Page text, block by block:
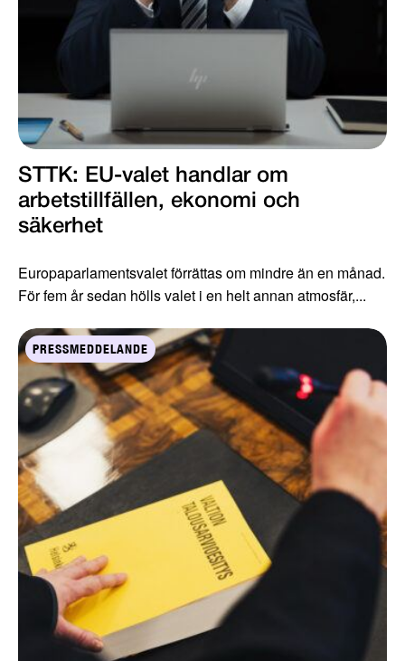
STTK: EU-valet handlar om
arbetstillfällen, ekonomi och
säkerhet
Europaparlamentsvalet förrättas om mindre än en månad.
För fem år sedan hölls valet i en helt annan atmosfär,...
PRESSMEDDELANDE